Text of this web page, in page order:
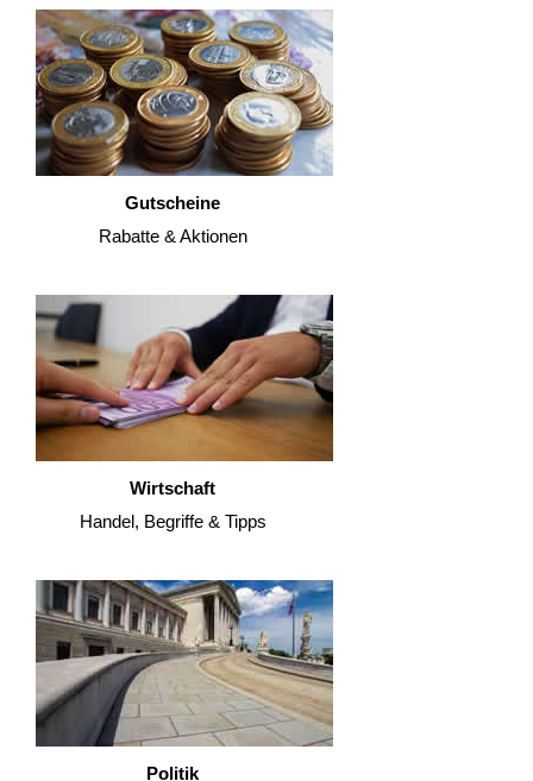
Gutscheine
Rabatte & Aktionen
Wirtschaft
Handel, Begriffe & Tipps
Politik